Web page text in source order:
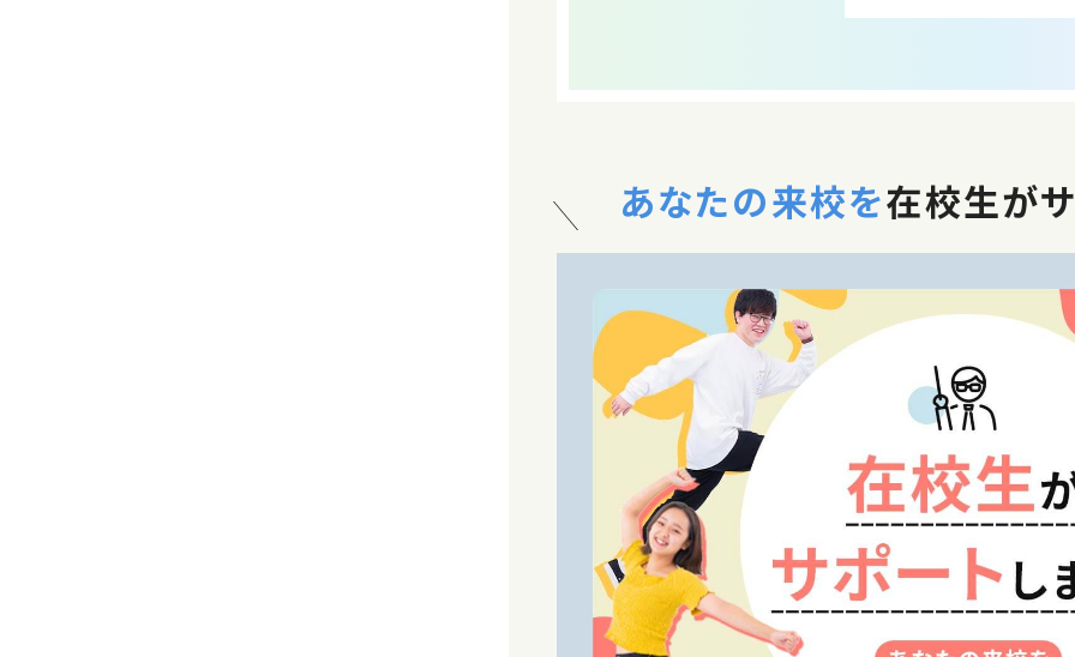
-MV出演、ダミー-
・Da-iCE 「pionner」ダミー
・手越祐也「Flash Back」ダミー
・Da-iCE 「TAKE IT BACK」振付
・DXTEEN「Handle」振付
・DXTEEN ワンマンダンスブレイク振付
・劇団『ドラマティカ』ACT4 魔女とお菓子の家 振付
・Def Class 「Take Over」振付
・JAM HEADS「Runway」振付
・JAM HEADS「雷電」振付
-レギュラークラス-
・宮下パーク「Next in Dance」
・en dance studio YOKOHAMA
あなたの来校を在校生が